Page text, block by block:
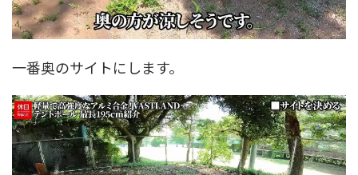
一番奥のサイトにします。